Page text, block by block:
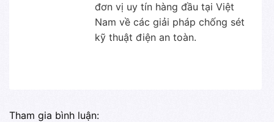
đơn vị uy tín hàng đầu tại Việt
Nam về các giải pháp chống sét
kỹ thuật điện an toàn.
Tham gia bình luận: